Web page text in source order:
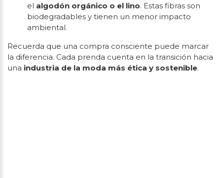
el algodón orgánico o el lino. Estas fibras son
biodegradables y tienen un menor impacto
ambiental.
Recuerda que una compra consciente puede marcar
la diferencia. Cada prenda cuenta en la transición hacia
una industria de la moda más ética y sostenible.